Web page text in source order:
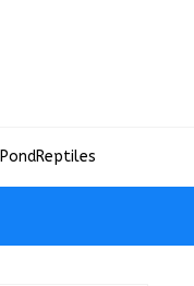
PondReptiles